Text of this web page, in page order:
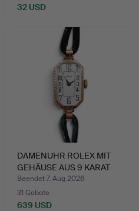
32 USD
DAMENUHR ROLEX MIT
GEHÄUSE AUS 9 KARAT
GOL…
Beendet 7. Aug 2026
31 Gebote
639 USD